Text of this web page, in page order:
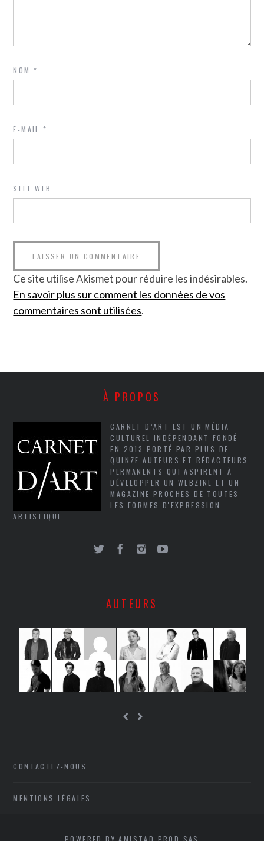
NOM*
E-MAIL*
SITE WEB
Ce site utilise Akismet pour réduire les indésirables.
En savoir plus sur comment les données de vos
commentaires sont utilisées.
À PROPOS
CARNET D’ART EST UN MÉDIA
CULTUREL INDÉPENDANT FONDÉ
EN 2013 PORTÉ PAR PLUS DE
QUINZE AUTEURS ET RÉDACTEURS
PERMANENTS QUI ASPIRENT À
DÉVELOPPER UN WEBZINE ET UN
MAGAZINE PROCHES DE TOUTES
LES FORMES D'EXPRESSION
ARTISTIQUE.
AUTEURS
CONTACTEZ-NOUS
MENTIONS LÉGALES